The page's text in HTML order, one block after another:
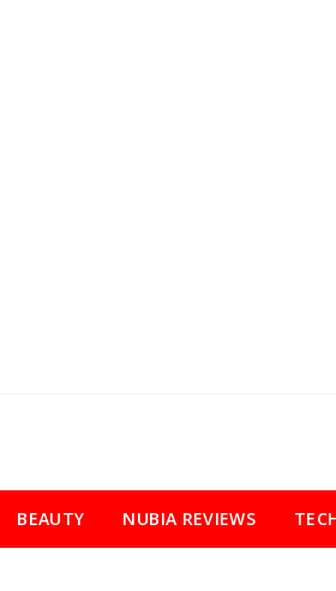
BEAUTY NUBIA REVIEWS